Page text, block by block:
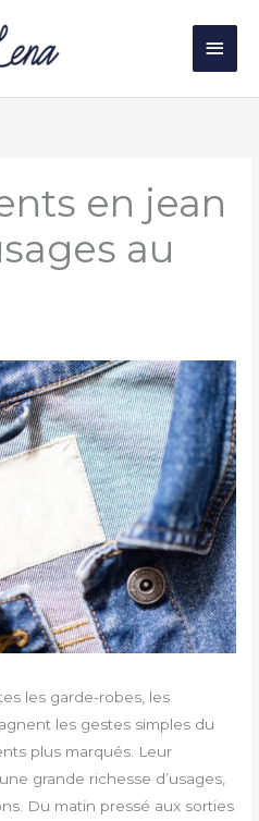
en jean
au
les garde-robes, les
les gestes simples du
plus marqués. Leur
grande richesse d’usages,
Du matin pressé aux sorties